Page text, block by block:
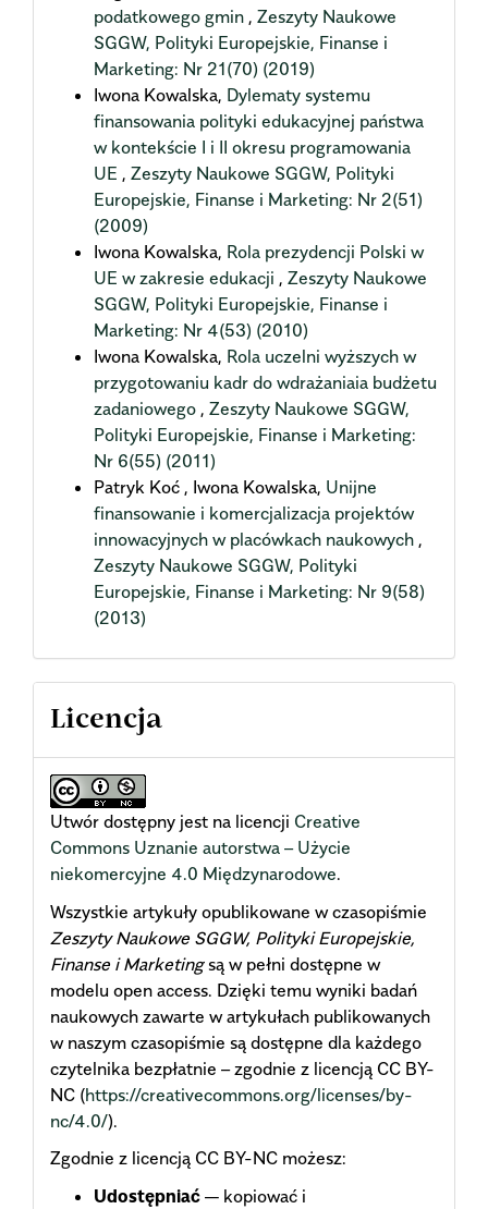
podatkowego gmin , Zeszyty Naukowe
SGGW, Polityki Europejskie, Finanse i
Marketing: Nr 21(70) (2019)
Iwona Kowalska, Dylematy systemu
finansowania polityki edukacyjnej państwa
w kontekście I i II okresu programowania
UE , Zeszyty Naukowe SGGW, Polityki
Europejskie, Finanse i Marketing: Nr 2(51)
(2009)
Iwona Kowalska, Rola prezydencji Polski w
UE w zakresie edukacji , Zeszyty Naukowe
SGGW, Polityki Europejskie, Finanse i
Marketing: Nr 4(53) (2010)
Iwona Kowalska, Rola uczelni wyższych w
przygotowaniu kadr do wdrażaniaia budżetu
zadaniowego , Zeszyty Naukowe SGGW,
Polityki Europejskie, Finanse i Marketing:
Nr 6(55) (2011)
Patryk Koć , Iwona Kowalska, Unijne
finansowanie i komercjalizacja projektów
innowacyjnych w placówkach naukowych ,
Zeszyty Naukowe SGGW, Polityki
Europejskie, Finanse i Marketing: Nr 9(58)
(2013)
Licencja
Utwór dostępny jest na licencji Creative
Commons Uznanie autorstwa – Użycie
niekomercyjne 4.0 Międzynarodowe.
Wszystkie artykuły opublikowane w czasopiśmie
Zeszyty Naukowe SGGW, Polityki Europejskie,
Finanse i Marketingsą w pełni dostępne w
modelu open access. Dzięki temu wyniki badań
naukowych zawarte w artykułach publikowanych
w naszym czasopiśmie są dostępne dla każdego
czytelnika bezpłatnie – zgodnie z licencją CC BY-
NC (https://creativecommons.org/licenses/by-
nc/4.0/).
Zgodnie z licencją CC BY-NC możesz:
Udostępniać — kopiować i